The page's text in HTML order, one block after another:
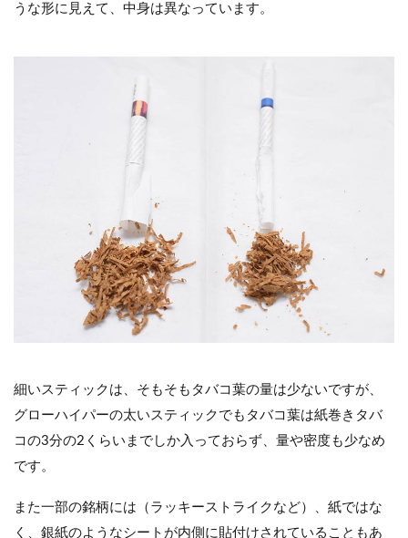
うな形に見えて、中身は異なっています。
細いスティックは、そもそもタバコ葉の量は少ないですが、
グローハイパーの太いスティックでもタバコ葉は紙巻きタバ
コの3分の2くらいまでしか入っておらず、量や密度も少なめ
です。
また一部の銘柄には（ラッキーストライクなど）、紙ではな
く、銀紙のようなシートが内側に貼付けされていることもあ